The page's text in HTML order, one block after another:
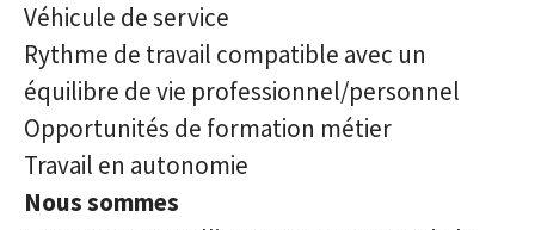
Véhicule de service
Rythme de travail compatible avec un
équilibre de vie professionnel/personnel
Opportunités de formation métier
Travail en autonomie
Nous sommes